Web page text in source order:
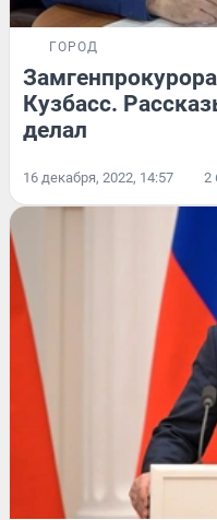
ГОРОД
Кузбасс.
делал
16 декабря, 2022, 14:57 2